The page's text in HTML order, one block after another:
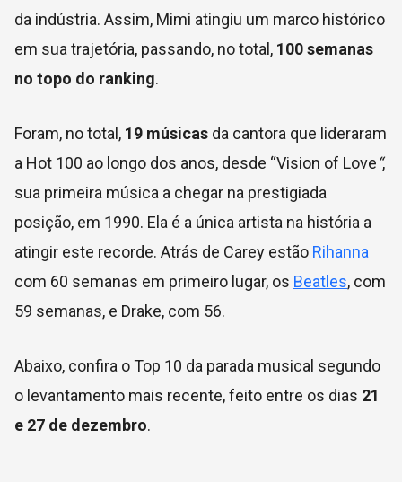
da indústria. Assim, Mimi atingiu um marco histórico
em sua trajetória, passando, no total, 100 semanas
no topo do ranking.
Foram, no total, 19 músicas da cantora que lideraram
a Hot 100 ao longo dos anos, desde “Vision of Love“,
sua primeira música a chegar na prestigiada
posição, em 1990. Ela é a única artista na história a
atingir este recorde. Atrás de Carey estão Rihanna
com 60 semanas em primeiro lugar, os Beatles, com
59 semanas, e Drake, com 56.
Abaixo, confira o Top 10 da parada musical segundo
o levantamento mais recente, feito entre os dias 21
e 27 de dezembro.